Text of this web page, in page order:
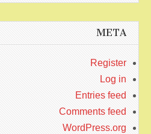
META
Register
Log in
Entries feed
Comments feed
WordPress.org